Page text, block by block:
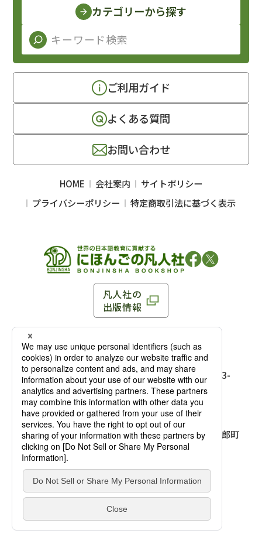
凡人社の本を見る
凡人社が出版した本を見る
凡人社の
出版情報
〒102-0093 東京都千代田区平河町 1-3-13 8F
TEL：03-3263-3959／FAX：03-3263-3116
麹町店
〒102-0093 東京都千代田区平河町1-3-
13 8F［アクセス］
TEL：03-3239-8673／FAX：03-3263-
3116
大阪店
〒541-0056 大阪府大阪市中央区久太郎町
4-2-10
大西ビルディング 1階［
TEL：06-4256-2684／FAX：03-6733-
7887
カテゴリーから探す
ご利用ガイド
よくある質問
お問い合わせ
HOME 会社案内
サイトポリシー
プライバシーポリシー
特定商取引法に基づく表示
© Bonjinsha Co., LTD. All Rights Reserved.